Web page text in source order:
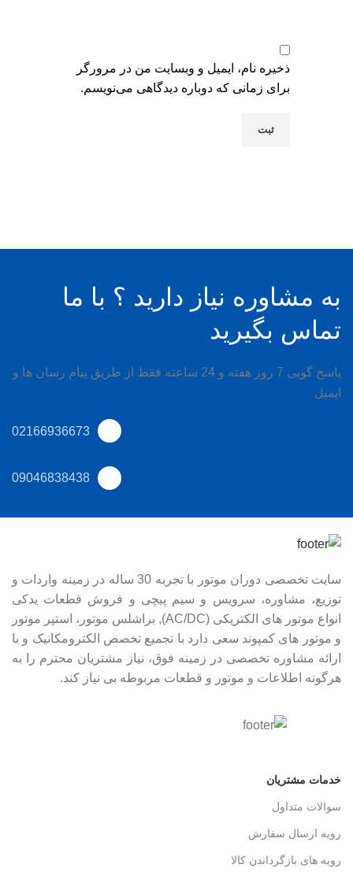
ذخیره نام، ایمیل و وبسایت من در مرورگر
برای زمانی که دوباره دیدگاهی می‌نویسم.
به مشاوره نیاز دارید ؟ با ما
تماس بگیرید
پاسخ گویی 7 روز هفته و 24 ساعته فقط از طریق پیام رسان ها و
ایمیل
02166936673
09046838438
سایت تخصصی دوران موتور با تجربه 30 ساله در زمینه واردات و
توزیع، مشاوره، سرویس و سیم پیچی و فروش قطعات یدکی
انواع موتور های الکتریکی (AC/DC), براشلس موتور، استپر موتور
و موتور های کمپوند سعی دارد با تجمیع تخصص الکترومکانیک و با
ارائه مشاوره تخصصی در زمینه فوق، نیاز مشتریان محترم را به
هرگونه اطلاعات و موتور و قطعات مربوطه بی نیاز کند.
خدمات مشتریان
سوالات متداول
رویه ارسال سفارش
رویه های بازگرداندن کالا